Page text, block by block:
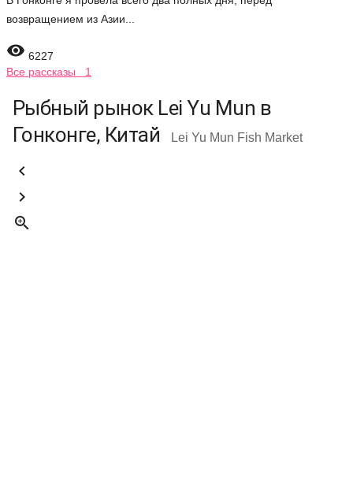
возвращением из Азии...
 6227
Все рассказы 1
Рыбный рынок Lei Yu Mun в
Гонконге, Китай
Lei Yu Mun Fish Market


